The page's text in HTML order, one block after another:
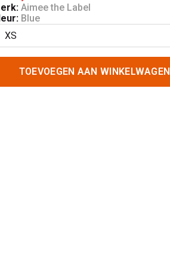
Aimee the Label
Blue
TOEVOEGEN AAN WINKELWAGEN